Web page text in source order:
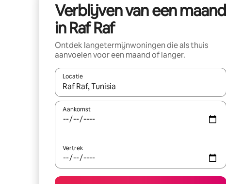
Verblijven van een maand
in Raf Raf
Ontdek langetermijnwoningen die als thuis
aanvoelen voor een maand of langer.
Locatie
Wanneer er resultaten beschikbaar zijn, maak je
Aankomst
Vertrek